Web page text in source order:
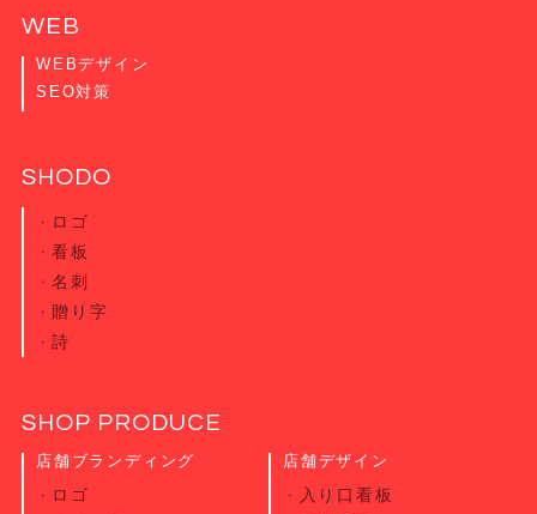
WEB
WEBデザイン
SEO対策
SHODO
ロゴ
看板
名刺
贈り字
詩
SHOP PRODUCE
店舗ブランディング
ロゴ
店舗デザイン
入り口看板